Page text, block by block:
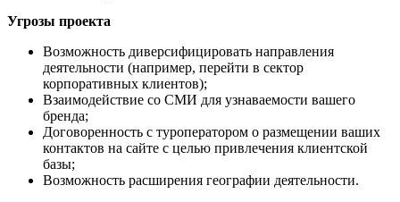
Угрозы проекта
Возможность диверсифицировать направления
деятельности (например, перейти в сектор
корпоративных клиентов);
Взаимодействие со СМИ для узнаваемости вашего
бренда;
Договоренность с туроператором о размещении ваших
контактов на сайте с целью привлечения клиентской
базы;
Возможность расширения географии деятельности.